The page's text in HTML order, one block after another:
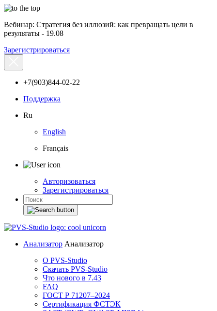
Вебинар: Стратегия без иллюзий: как превращать цели в
результаты - 19.08
Зарегистрироваться
+7(903)844-02-22
Поддержка
Ru
English
Français
Авторизоваться
Зарегистрироваться
Анализатор Анализатор
О PVS-Studio
Скачать PVS-Studio
Что нового в 7.43
FAQ
ГОСТ Р 71207–2024
Сертификация ФСТЭК